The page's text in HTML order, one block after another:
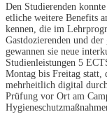
Den Studierenden
etliche weitere Benefits
kennen, die im
Gastdozierenden und
gewannen sie neue
Studienleistungen 5
Montag bis Freitag statt,
mehrheitlich digital
Prüfung vor Ort am